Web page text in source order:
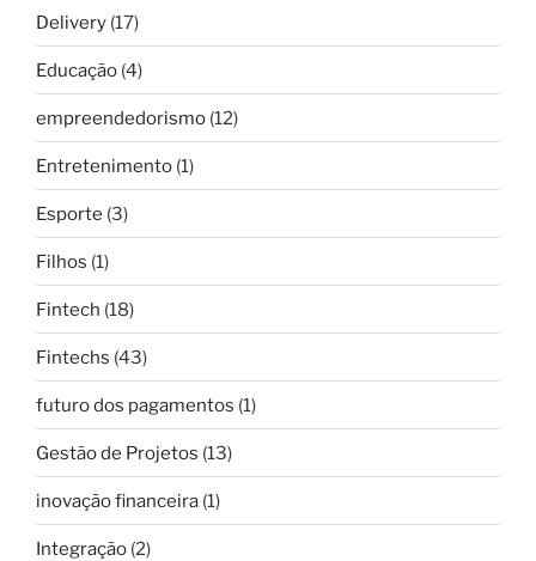
Delivery (17)
Educação (4)
empreendedorismo (12)
Entretenimento (1)
Esporte (3)
Filhos (1)
Fintech (18)
Fintechs (43)
futuro dos pagamentos (1)
Gestão de Projetos (13)
inovação financeira (1)
Integração (2)